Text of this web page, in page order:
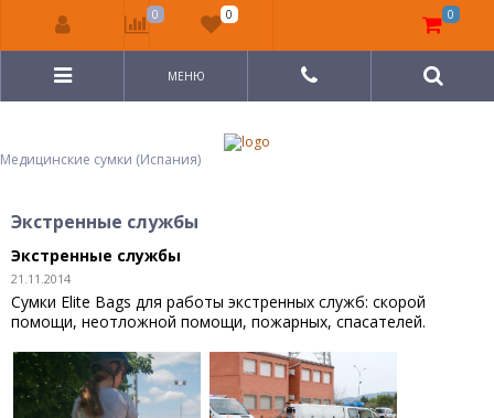
Медицинские сумки (Испания)
МЕНЮ
Экстренные службы
Экстренные службы
21.11.2014
Сумки Elite Bags для работы экстренных служб: скорой
помощи, неотложной помощи, пожарных, спасателей.
0 0 0